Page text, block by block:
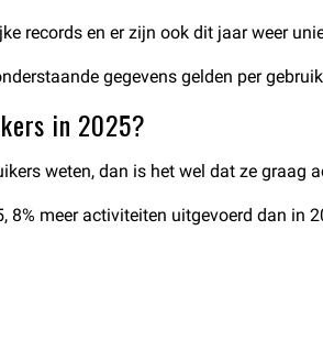
records en er zijn ook dit jaar weer
gegevens gelden per
in 2025?
weten, dan is het wel dat ze graag
8% meer activiteiten uitgevoerd dan in